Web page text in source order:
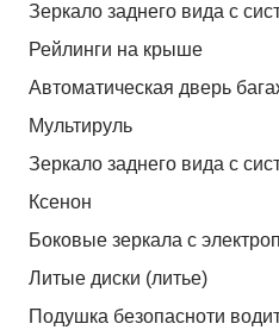
Зеркало заднего вида с
Рейлинги на крыше
Автоматическая дверь
Мультируль
Зеркало заднего вида с
Ксенон
Боковые зеркала с
Литые диски (литье)
Подушка безопасноти